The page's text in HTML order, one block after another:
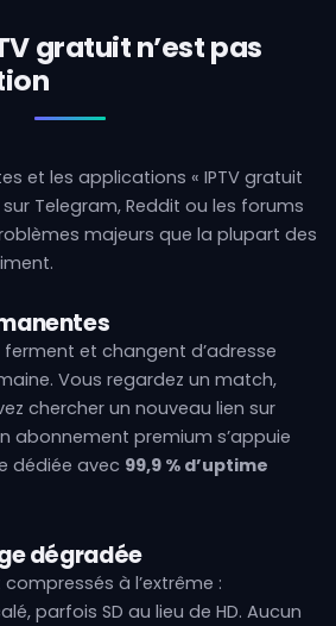
gratuit n’est pas
et les applications « IPTV gratuit
Telegram, Reddit ou les forums
majeurs que la plupart des
et changent d’adresse
Vous regardez un match,
chercher un nouveau lien sur
abonnement premium s’appuie
dédiée avec 99,9 % d’uptime
dégradée
à l’extrême :
parfois SD au lieu de HD. Aucun